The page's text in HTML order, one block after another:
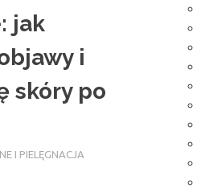
jak
i
skóry po
I PIELĘGNACJA